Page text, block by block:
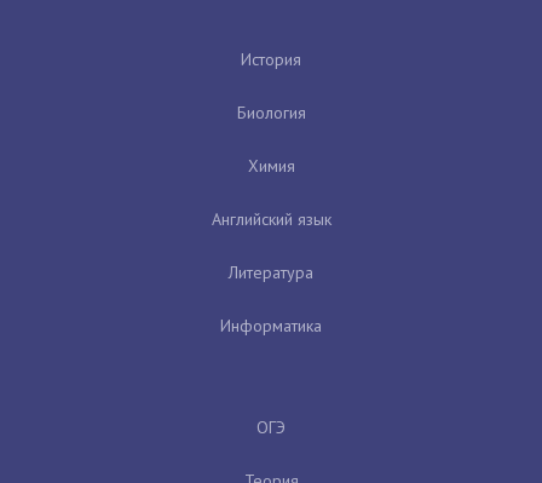
История
Биология
Химия
Английский язык
Литература
Информатика
ОГЭ